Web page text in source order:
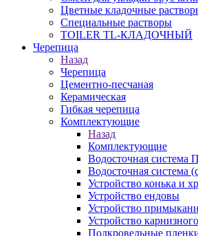
Цветные кладочные
Специальные растворы
TOILER TL-КЛАДОЧНЫЙ
Черепица
Назад
Черепица
Цементно-песчаная
Керамическая
Гибкая черепица
Комплектующие
Назад
Комплектующие
Водосточная система
Водосточная система
Устройство конька и
Устройство ендовы
Устройство
Устройство
Подкровельные